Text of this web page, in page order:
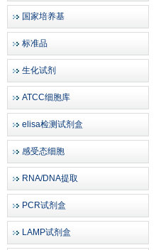
国家培养基
标准品
生化试剂
ATCC细胞库
elisa检测试剂盒
感受态细胞
RNA/DNA提取
PCR试剂盒
LAMP试剂盒